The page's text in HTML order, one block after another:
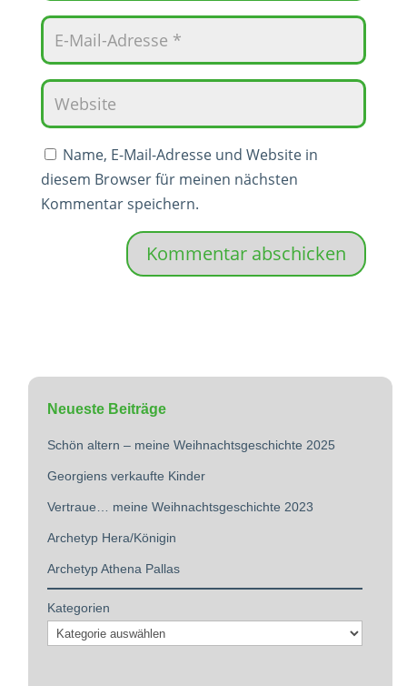
Name, E-Mail-Adresse und Website in
diesem Browser für meinen nächsten
Kommentar speichern.
Kommentar abschicken
Neueste Beiträge
Schön altern – meine Weihnachtsgeschichte 2025
Georgiens verkaufte Kinder
Vertraue… meine Weihnachtsgeschichte 2023
Archetyp Hera/Königin
Archetyp Athena Pallas
Kategorien